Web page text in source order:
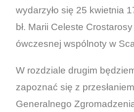
wydarzyło się 25 kwietnia
bł. Marii Celeste
ówczesnej wspólnoty w
W rozdziale drugim
zapoznać się z
Generalnego